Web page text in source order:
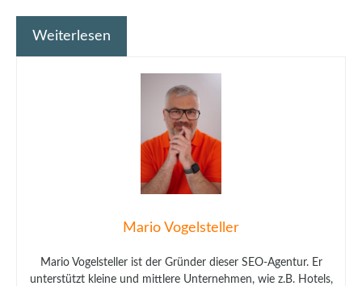
Weiterlesen
Mario Vogelsteller
Mario Vogelsteller ist der Gründer dieser SEO-Agentur. Er
unterstützt kleine und mittlere Unternehmen, wie z.B. Hotels,